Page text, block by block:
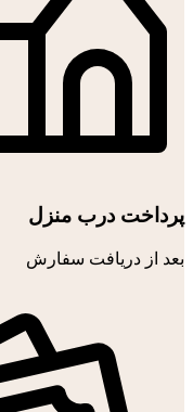
پرداخت درب منزل
بعد از دریافت سفارش